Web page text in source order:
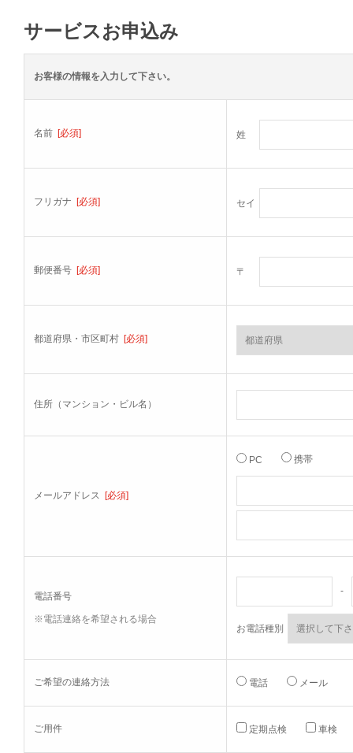
サービスお申込み
お客様の情報を入力して下さい。
名前 [必須] 姓
フリガナ [必須] セイ
郵便番号 [必須] 〒
都道府県・市区町村 [必須]
住所（マンション・ビル名）
メールアドレス [必須]
PC 携帯
電話番号
※電話連絡を希望される場合
-
お電話種別
ご希望の連絡方法 電話 メール
ご用件 定期点検 車検